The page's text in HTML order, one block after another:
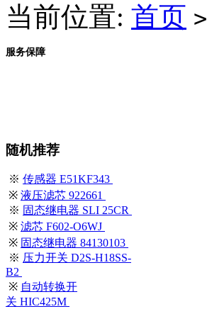
当前位置: 首页 >
服务保障
随机推荐
※ 传感器 E51KF343
※ 液压滤芯 922661
※ 固态继电器 SLI 25CR
※ 滤芯 F602-O6WJ
※ 固态继电器 84130103
※ 压力开关 D2S-H18SS-
B2
※ 自动转换开
关 HIC425M